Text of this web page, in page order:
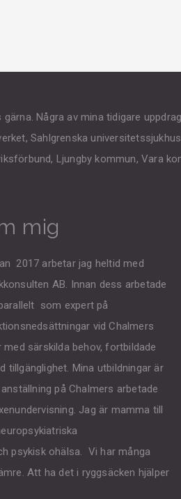
gärna. Några av mina tidigare
Sahlgrenska
Ljungby kommun, Vara
mig
2017 arbetar jag heltid med
AB. Innan dess arbetade
som expert på
vid Chalmers
särskilda behov, fortbildade
tillgänglighet. Mina utbildningar är
på Chalmers arbetade
Jag är mamma till
psykisk ohälsa. Vi har många
Att ha det i ryggsäcken hjälper